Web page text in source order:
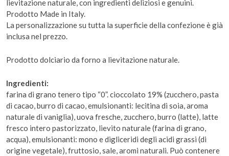
lievitazione naturale, con ingredienti deliziosi e genuini.
Prodotto Made in Italy.
La personalizzazione su tutta la superficie della confezione è già
inclusa nel prezzo.
Prodotto dolciario da forno a lievitazione naturale.
Ingredienti:
farina di grano tenero tipo “0”. cioccolato 19% (zucchero, pasta
di cacao, burro di cacao, emulsionanti: lecitina di soia, aroma
naturale di vaniglia), uova fresche, zucchero, burro (latte), latte
fresco intero pastorizzato, lievito naturale (farina di grano,
acqua), emulsionanti: mono e digliceridi degli acidi grassi (di
origine vegetale), fruttosio, sale, aromi naturali. Può contenere